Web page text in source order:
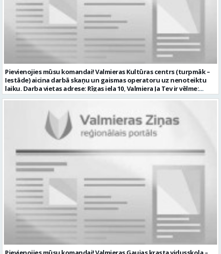
valmiera.lv personīgi SIA „VTU Valmiera”, Reģ.nr. 40003004220,
administrācijas ēkas „Brandeļi”, Brandeļi, Kocēnu pagasts, Valmieras
novads, personāla daļā darba dienās no plkst. 09:00 līdz 16:00.
Sazināsimies ar pretendentiem, kuri būs izvirzīti nākamajai atlases
kārtai. * Iesniegtos personas datus SIA “VTU VALMIERA” izmantos, lai
konkursa kārtībā noteiktu vakancei atbilstošāko kandidātu. Ja
kandidāts vēlas, lai viņa personas dati tiktu saglabāti SIA “VTU
VALMIERA” iekšējā datu bāzē ar mērķi tos apstrādāt citos SIA “VTU
VALMIERA” personāla atlases konkursos, tad pieteikumā vakancei
lūdzam kandidātam norādīt savu piekrišanu personas datu
saglabāšanai. Profesija: AUTOMOBIĻA VADĪTĀJS Darba vietas adrese:
LATVIJA, Brandeļi, Brandeļi, Kocēnu pag., Valmieras nov. Darba laika
veids: Maiņu darbs Darbības joma: Pakalpojumi Pieteikto vietu
skaits: 1 Aktuāla līdz: 2026-08-21 Kontaktpersona: CV ar norādi
vakancei lūdzu sūtīt uz e-pastu info@vtu-valmiera.lv vai iesniegt
Pievienojies mūsu komandai! Valmieras Kultūras centrs (turpmāk –
Iestāde) aicina darbā skaņu un gaismas operatoru uz nenoteiktu
laiku. Darba vietas adrese: Rīgas iela 10, Valmiera Ja Tev ir vēlme:
nodrošināt skaņas un gaismas iekārtu un to vadības sistēmas
operatora pienākumus pasākumos Iestādēs telpās un ārpus tām
Iestādes; piemērot skaņas un gaismas mākslinieciskos risinājumus
pasākumos, plānot un organizēt apskaņošanas un gaismošanas
procesu, kā arī veikt pasākumu apskaņošanu un gaismošanu;
piedalīties Iestādes organizēto pasākumu tehniskajā uzbūvē un
nobūvē, sniegtu tehnisko atbalstu; pārzināt darbā lietojamo
tehnisko un elektroiekārtu darbības principus, lietošanas
noteikumus; un ja Tev ir: vismaz divu gadu pieredze līdzīgā darbā vai
amatā; labas datorprasmes; valsts valodas prasmes atbilstoši Valsts
valodas likuma prasībām; kompetences: prasme patstāvīgi pieņemt
lēmumus un organizēt savu darbu; lieliskas komunikācijas spējas;
precizitāte; pozitīva un atbildīga attieksme pret darbu; prasme
sadarboties un strādāt komandā; mēs piedāvājam: pamatalgu
pārbaudes laikā 985.00 EUR, pēc pārbaudes laika 1035.00 EUR pirms
nodokļu nomaksas; iespēju saņemt atvaļinājuma pabalstu darba un
līdzfinansētu veselības apdrošināšanu pēc pārbaudes laika beigām,